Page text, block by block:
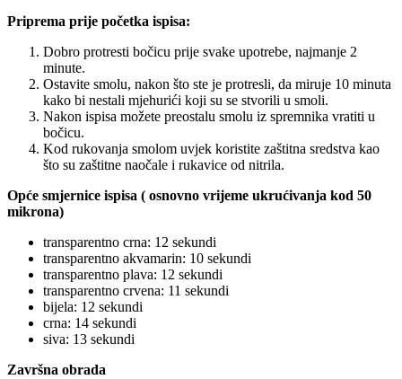
Priprema prije početka ispisa:
Dobro protresti bočicu prije svake upotrebe, najmanje 2
minute.
Ostavite smolu, nakon što ste je protresli, da miruje 10 minuta
kako bi nestali mjehurići koji su se stvorili u smoli.
Nakon ispisa možete preostalu smolu iz spremnika vratiti u
bočicu.
Kod rukovanja smolom uvjek koristite zaštitna sredstva kao
što su zaštitne naočale i rukavice od nitrila.
Opće smjernice ispisa ( osnovno vrijeme ukrućivanja kod 50
mikrona)
transparentno crna: 12 sekundi
transparentno akvamarin: 10 sekundi
transparentno plava: 12 sekundi
transparentno crvena: 11 sekundi
bijela: 12 sekundi
crna: 14 sekundi
siva: 13 sekundi
Završna obrada